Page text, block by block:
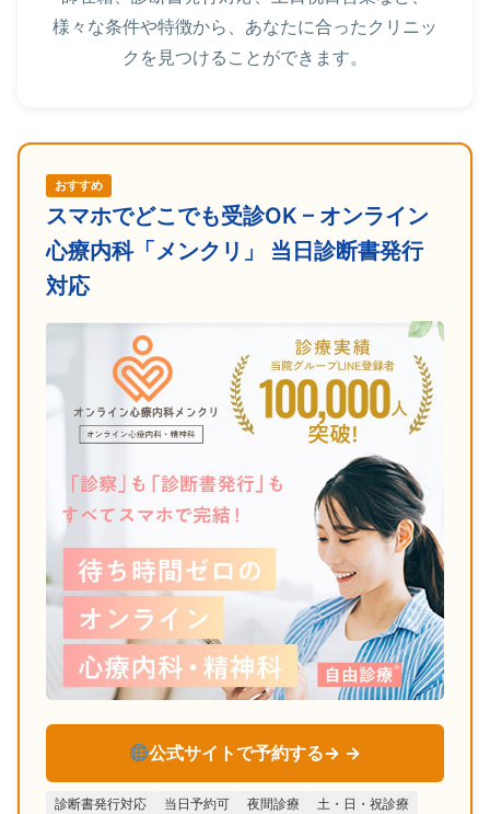
様々な条件や特徴から、あなたに合ったクリニッ
クを見つけることができます。
おすすめ
スマホでどこでも受診OK – オンライン
心療内科「メンクリ」 当日診断書発行
対応
公式サイトで予約する→
診断書発行対応 当日予約可 夜間診療 土・日・祝診療